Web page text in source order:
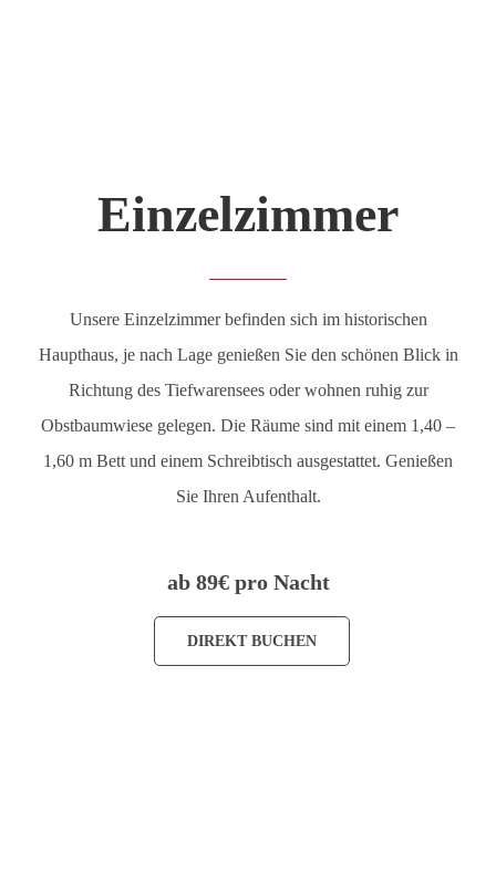
Einzelzimmer
Unsere Einzelzimmer befinden sich im historischen
Haupthaus, je nach Lage genießen Sie den schönen Blick in
Richtung des Tiefwarensees oder wohnen ruhig zur
Obstbaumwiese gelegen. Die Räume sind mit einem 1,40 –
1,60 m Bett und einem Schreibtisch ausgestattet. Genießen
Sie Ihren Aufenthalt.
ab 89€ pro Nacht
DIREKT BUCHEN